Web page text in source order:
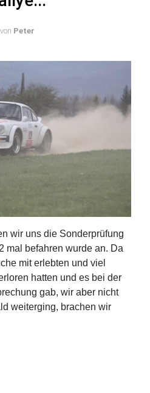
Peter
wir uns die Sonderprüfung
mal befahren wurde an. Da
mit erlebten und viel
hatten und es bei der
gab, wir aber nicht
weiterging, brachen wir